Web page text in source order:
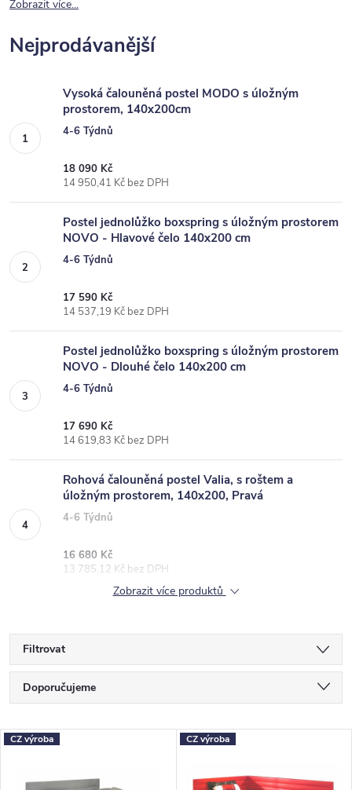
Zobrazit více...
Nejprodávanější
Vysoká čalouněná postel MODO s úložným
prostorem, 140x200cm
4-6 Týdnů
18 090 Kč
14 950,41 Kč bez DPH
Postel jednolůžko boxspring s úložným prostorem
NOVO - Hlavové čelo 140x200 cm
4-6 Týdnů
17 590 Kč
14 537,19 Kč bez DPH
Postel jednolůžko boxspring s úložným prostorem
NOVO - Dlouhé čelo 140x200 cm
4-6 Týdnů
17 690 Kč
14 619,83 Kč bez DPH
Rohová čalouněná postel Valia, s roštem a
úložným prostorem, 140x200, Pravá
4-6 Týdnů
16 680 Kč
13 785,12 Kč bez DPH
Zobrazit více produktů
Filtrovat
a
z
Doporučujeme
Nejdražší
Nejprodávanější
V
CZ výroba CZ výroba